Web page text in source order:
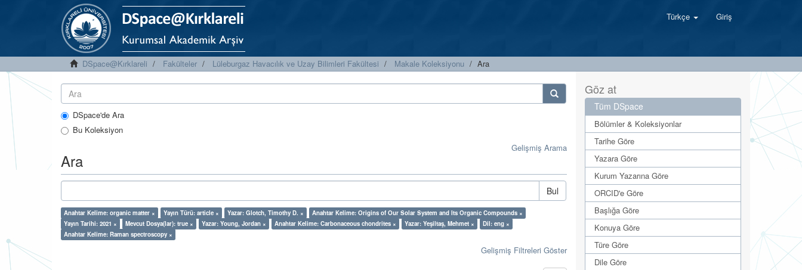
Türkçe Giriş
DSpace@Kırklareli Fakülteler Lüleburgaz Havacılık ve Uzay Bilimleri Fakültesi Makale Koleksiyonu Ara
DSpace'de Ara
Bu Koleksiyon
Gelişmiş Arama
Ara
Bul
Anahtar Kelime: organic matter × Yayın Türü: article × Yazar: Glotch, Timothy D. ×
Anahtar Kelime: Origins of Our Solar System and Its Organic Compounds ×
Yayın Tarihi: 2021 ×
Mevcut Dosya(lar): true × Yazar: Young, Jordan × Anahtar Kelime: Carbonaceous chondrites × Yazar: Yeşiltaş, Mehmet ×
Dil: eng ×
Anahtar Kelime: Raman spectroscopy ×
Gelişmiş Filtreleri Göster
Göz at
Tüm DSpace
Bölümler & Koleksiyonlar
Tarihe Göre
Yazara Göre
Kurum Yazarına Göre
ORCID'e Göre
Başlığa Göre
Konuya Göre
Türe Göre
Dile Göre